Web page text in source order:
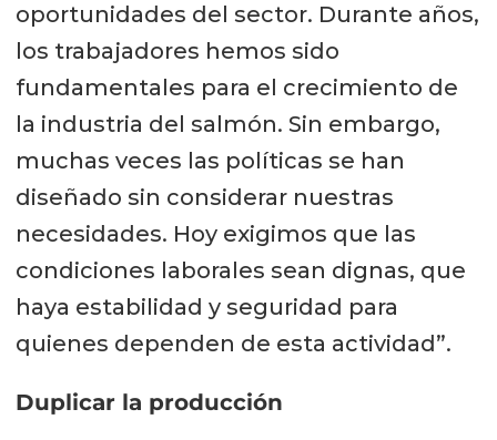
oportunidades del sector. Durante años,
los trabajadores hemos sido
fundamentales para el crecimiento de
la industria del salmón. Sin embargo,
muchas veces las políticas se han
diseñado sin considerar nuestras
necesidades. Hoy exigimos que las
condiciones laborales sean dignas, que
haya estabilidad y seguridad para
quienes dependen de esta actividad”.
Duplicar la producción